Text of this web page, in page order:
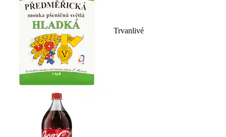
Trvanlivé